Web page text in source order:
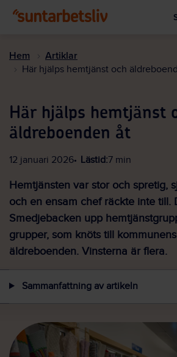
Hem Artiklar
Här hjälps hemtjänst och
Här hjälps hemtjänst
äldreboenden åt
12 januari 2026 Lästid:7 min
Hemtjänsten var stor och spretig,
och en ensam chef räckte inte till.
Smedjebacken upp
grupper, som knöts till
äldreboenden. Vinsterna är flera.
Sammanfattning av artikeln